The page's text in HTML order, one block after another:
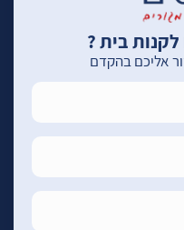
בית ?
אליכם בהקדם